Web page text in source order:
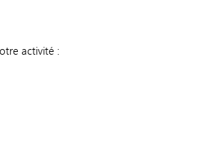
activité :